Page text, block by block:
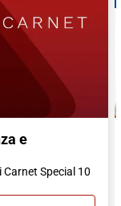
e
Special 10